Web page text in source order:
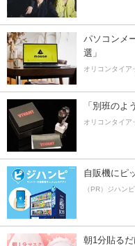
パソコンメ
選」
オリコンタイア
「別班の
オリコンタイア
自販機にピ
（PR）ジハンピ
朝1分貼る